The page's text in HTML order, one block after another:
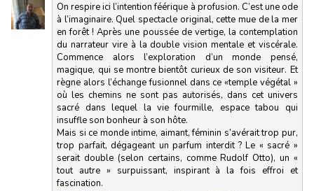
On respire ici l’intention féérique à profusion. C’est une ode
à l’imaginaire. Quel spectacle original, cette mue de la mer
en forêt ! Après une poussée de vertige, la contemplation
du narrateur vire à la double vision mentale et viscérale.
Commence alors l’exploration d’un monde pensé,
magique, qui se montre bientôt curieux de son visiteur. Et
règne alors l’échange fusionnel dans ce «temple végétal »
où les chemins ne sont pas autorisés, dans cet univers
sacré dans lequel la vie fourmille, espace tabou qui
insuffle son bonheur à son hôte.
Mais si ce monde intime, aimant, féminin s’avérait trop pur,
trop parfait, dégageant un parfum interdit ? Le « sacré »
serait double (selon certains, comme Rudolf Otto), un «
tout autre » surpuissant, inspirant à la fois effroi et
fascination.